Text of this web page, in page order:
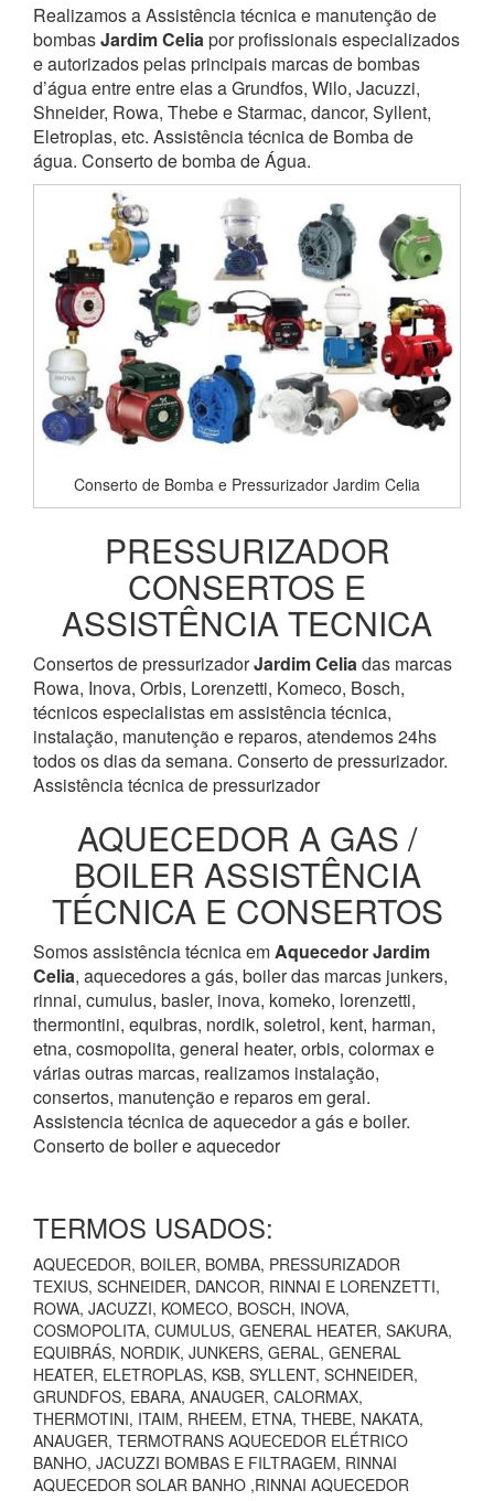
Realizamos a Assistência técnica e manutenção de
bombasJardim Celiapor profissionais especializados
e autorizados pelas principais marcas de bombas
d’água entre entre elas a Grundfos, Wilo, Jacuzzi,
Shneider, Rowa, Thebe e Starmac, dancor, Syllent,
Eletroplas, etc. Assistência técnica de Bomba de
água. Conserto de bomba de Água.
Conserto de Bomba e Pressurizador Jardim Celia
PRESSURIZADOR
CONSERTOS E
ASSISTÊNCIA TECNICA
Consertos de pressurizadorJardim Celiadas marcas
Rowa, Inova, Orbis, Lorenzetti, Komeco, Bosch,
técnicos especialistas em assistência técnica,
instalação, manutenção e reparos, atendemos 24hs
todos os dias da semana. Conserto de pressurizador.
Assistência técnica de pressurizador
AQUECEDOR A GAS /
BOILER ASSISTÊNCIA
TÉCNICA E CONSERTOS
Somos assistência técnica emAquecedorJardim
Celia, aquecedores a gás, boiler das marcas junkers,
rinnai, cumulus, basler, inova, komeko, lorenzetti,
thermontini, equibras, nordik, soletrol, kent, harman,
etna, cosmopolita, general heater, orbis, colormax e
várias outras marcas, realizamos instalação,
consertos, manutenção e reparos em geral.
Assistencia técnica de aquecedor a gás e boiler.
Conserto de boiler e aquecedor
TERMOS USADOS:
AQUECEDOR, BOILER, BOMBA, PRESSURIZADOR
TEXIUS, SCHNEIDER, DANCOR, RINNAI E LORENZETTI,
ROWA, JACUZZI, KOMECO, BOSCH, INOVA,
COSMOPOLITA, CUMULUS, GENERAL HEATER, SAKURA,
EQUIBRÁS, NORDIK, JUNKERS, GERAL, GENERAL
HEATER, ELETROPLAS, KSB, SYLLENT, SCHNEIDER,
GRUNDFOS, EBARA, ANAUGER, CALORMAX,
THERMOTINI, ITAIM, RHEEM, ETNA, THEBE, NAKATA,
ANAUGER, TERMOTRANS AQUECEDOR ELÉTRICO
BANHO, JACUZZI BOMBAS E FILTRAGEM, RINNAI
AQUECEDOR SOLAR BANHO ,RINNAI AQUECEDOR